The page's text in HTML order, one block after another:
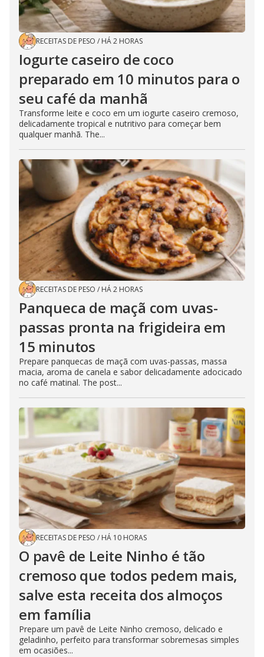
RECEITAS DE PESO / HÁ 2 HORAS
Iogurte caseiro de coco
preparado em 10 minutos para o
seu café da manhã
Transforme leite e coco em um iogurte caseiro cremoso,
delicadamente tropical e nutritivo para começar bem
qualquer manhã. The...
RECEITAS DE PESO / HÁ 2 HORAS
Panqueca de maçã com uvas-
passas pronta na frigideira em
15 minutos
Prepare panquecas de maçã com uvas-passas, massa
macia, aroma de canela e sabor delicadamente adocicado
no café matinal. The post...
RECEITAS DE PESO / HÁ 10 HORAS
O pavê de Leite Ninho é tão
cremoso que todos pedem mais,
salve esta receita dos almoços
em família
Prepare um pavê de Leite Ninho cremoso, delicado e
geladinho, perfeito para transformar sobremesas simples
em ocasiões...